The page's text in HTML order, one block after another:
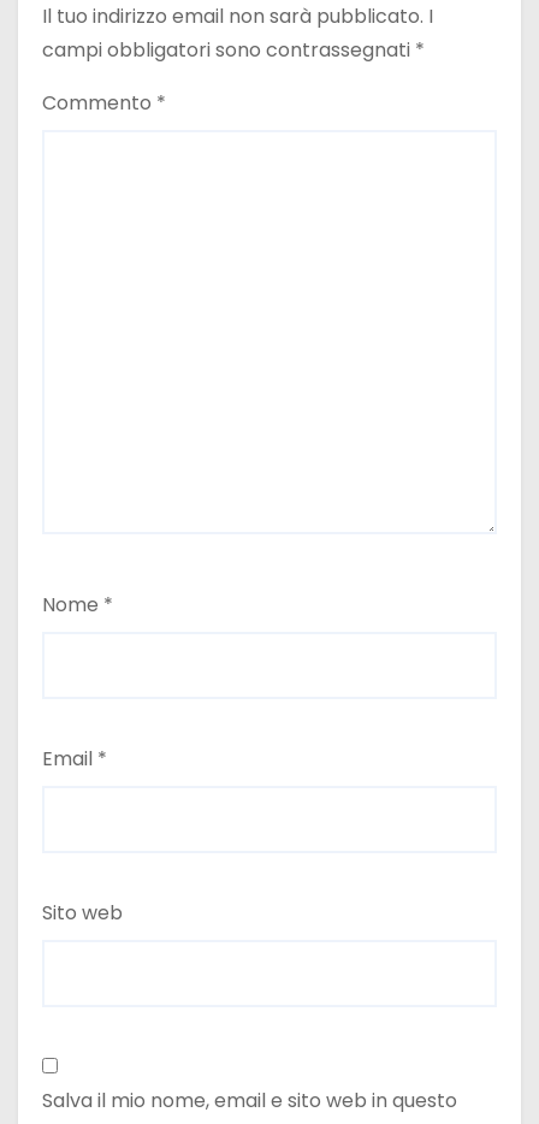
Il tuo indirizzo email non sarà pubblicato. I
campi obbligatori sono contrassegnati *
Commento *
Nome *
Email *
Sito web
Salva il mio nome, email e sito web in questo